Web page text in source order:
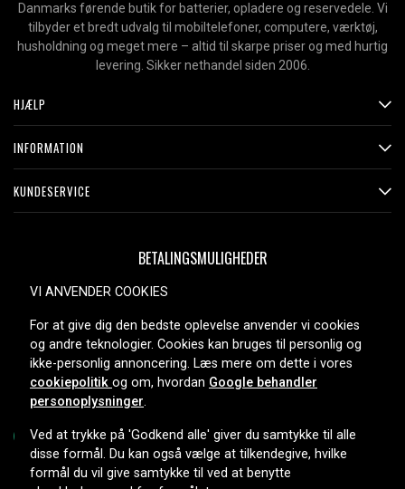
Danmarks førende butik for batterier, opladere og reservedele. Vi
tilbyder et bredt udvalg til mobiltelefoner, computere, værktøj,
husholdning og meget mere – altid til skarpe priser og med hurtig
levering. Sikker nethandel siden 2006.
HJÆLP
INFORMATION
KUNDESERVICE
BETALINGSMULIGHEDER
LEVERINGSMULIGHEDER
Copyright © 2026, Spares Nordic AB
VI ANVENDER COOKIES
For at give dig den bedste oplevelse anvender vi cookies
og andre teknologier. Cookies kan bruges til personlig og
ikke-personlig annoncering. Læs mere om dette i vores
cookiepolitik og om, hvordan Google behandler
personoplysninger.
Ved at trykke på 'Godkend alle' giver du samtykke til alle
disse formål. Du kan også vælge at tilkendegive, hvilke
formål du vil give samtykke til ved at benytte